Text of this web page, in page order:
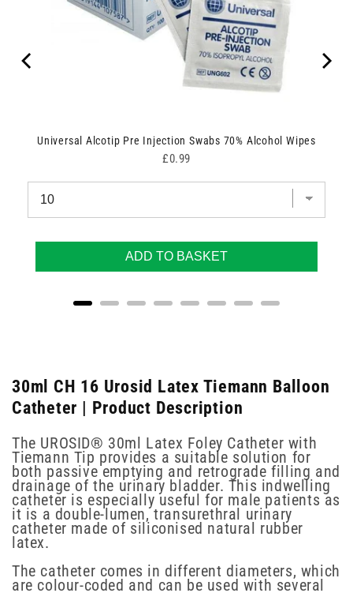
Universal Alcotip Pre Injection Swabs 70% Alcohol Wipes
Price
£0.99
ADD TO BASKET
30ml CH 16 Urosid Latex Tiemann Balloon
Catheter | Product Description
The UROSID® 30ml Latex Foley Catheter with
Tiemann Tip provides a suitable solution for
both passive emptying and retrograde filling and
drainage of the urinary bladder. This indwelling
catheter is especially useful for male patients as
it is a double-lumen, transurethral urinary
catheter made of siliconised natural rubber
latex.
The catheter comes in different diameters, which
are colour-coded and can be used with several